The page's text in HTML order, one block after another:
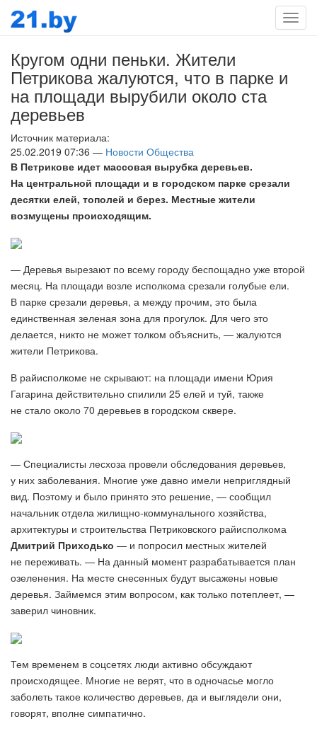
Меню
Кругом одни пеньки. Жители
Петрикова жалуются, что в парке и
на площади вырубили около ста
деревьев
Источник материала:
25.02.2019 07:36 — Новости Общества
В Петрикове идет массовая вырубка деревьев.
На центральной площади и в городском парке срезали
десятки елей, тополей и берез. Местные жители
возмущены происходящим.
— Деревья вырезают по всему городу беспощадно уже второй
месяц. На площади возле исполкома срезали голубые ели.
В парке срезали деревья, а между прочим, это была
единственная зеленая зона для прогулок. Для чего это
делается, никто не может толком объяснить, — жалуются
жители Петрикова.
В райисполкоме не скрывают: на площади имени Юрия
Гагарина действительно спилили 25 елей и туй, также
не стало около 70 деревьев в городском сквере.
— Специалисты лесхоза провели обследования деревьев,
у них заболевания. Многие уже давно имели неприглядный
вид. Поэтому и было принято это решение, — сообщил
начальник отдела жилищно-коммунального хозяйства,
архитектуры и строительства Петриковского райисполкома
Дмитрий Приходько — и попросил местных жителей
не переживать. — На данный момент разрабатывается план
озеленения. На месте снесенных будут высажены новые
деревья. Займемся этим вопросом, как только потеплеет, —
заверил чиновник.
Тем временем в соцсетях люди активно обсуждают
происходящее. Многие не верят, что в одночасье могло
заболеть такое количество деревьев, да и выглядели они,
говорят, вполне симпатично.